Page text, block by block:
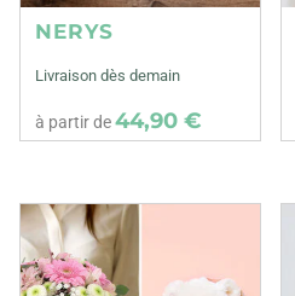
NERYS
Livraison dès demain
à partir de44,90 €